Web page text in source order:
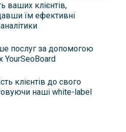
ваших клієнтів,
їм ефективні
послуг за допомогою
YourSeoBoard
клієнтів до свого
наші white-label